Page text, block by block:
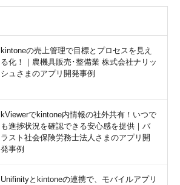
kintoneの売上管理で目標とプロセスを見え
る化！｜農機具販売･整備業 株式会社ナリッ
シュさまのアプリ開発事例
kViewerでkintone内情報の社外共有！いつで
も進捗状況を確認できる安心感を提供｜バ
ラスト社会保険労務士法人さまのアプリ開
発事例
Unifinityとkintoneの連携で、モバイルアプリ